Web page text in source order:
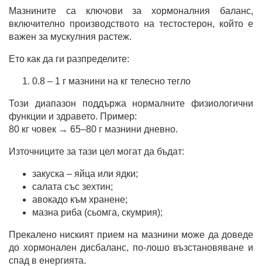
Мазнините са ключови за хормоналния баланс,
включително производството на тестостерон, който е
важен за мускулния растеж.
Ето как да ги разпределите:
0.8 – 1 г мазнини на кг телесно тегло
Този диапазон поддържа нормалните физиологични
функции и здравето. Пример:
80 кг човек → 65–80 г мазнини дневно.
Източниците за тази цел могат да бъдат:
закуска – яйца или ядки;
салата със зехтин;
авокадо към хранене;
мазна риба (сьомга, скумрия);
Прекалено ниският прием на мазнини може да доведе
до хормонален дисбаланс, по-лошо възстановяване и
спад в енергията.